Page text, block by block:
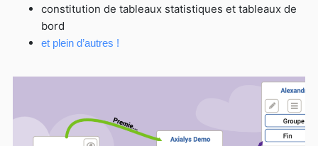
constitution de tableaux statistiques et tableaux de
bord
et plein d’autres !